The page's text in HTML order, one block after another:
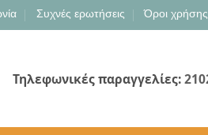
Συχνές ερωτήσεις Όροι χρήσης
Τηλεφωνικές παραγγελίες: